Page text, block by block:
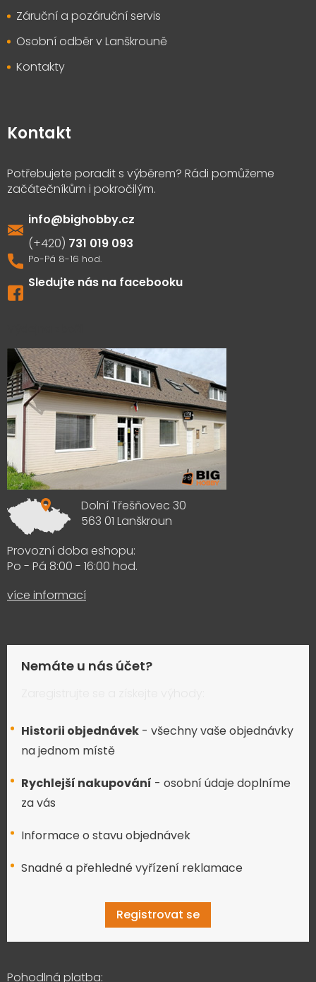
Záruční a pozáruční servis
Osobní odběr v Lanškrouně
Kontakty
Kontakt
info@bighobby.cz
731 019 093
Sledujte nás na facebooku
Dolní Třešňovec 30
563 01 Lanškroun
Provozní doba eshopu:
Po - Pá 8:00 - 16:00 hod.
více informací
Nemáte u nás účet?
Historii objednávek - všechny vaše objednávky
na jednom místě
Rychlejší nakupování - osobní údaje doplníme
za vás
Informace o stavu objednávek
Snadné a přehledné vyřízení reklamace
Registrovat se
Pohodlná platba: